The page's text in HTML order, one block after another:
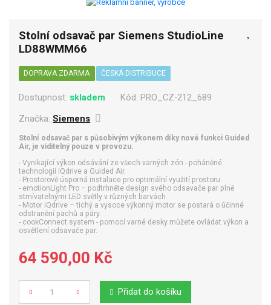
Stolní odsavač par Siemens StudioLine
LD88WMM66
DOPRAVA ZDARMA ČESKÁ DISTRIBUCE
Dostupnost: skladem Kód: PRO_CZ-212_689
Značka:Siemens
Stolní odsavač par s působivým výkonem díky nové funkci Guided
Air, je viditelný pouze v provozu.
- Vynikající výkon odsávání ze všech varných zón - poháněné
technologií iQdrive a Guided Air.
- Prostorově úsporná instalace pro optimální využití prostoru.
- emotionLight Pro – podtrhněte design svého odsavače par plně
stmívatelnými LED světly v různých barvách.
- Motor iQdrive – tichý a vysoce výkonný motor se postará o účinné
odstranění pachů a páry.
- cookConnect system - pomocí varné desky můžete ovládat výkon a
osvětlení odsavače par.
64 590,00 Kč
Počet Přidat do košíku